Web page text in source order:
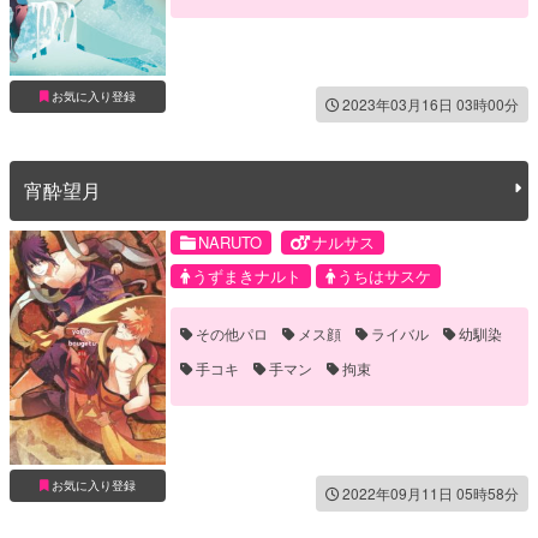
お気に入り登録 2023年03月16日 03時00分
宵酔望月
お気に入り登録
NARUTO
ナルサス
うずまきナルト
うちはサスケ
その他パロ メス顔 ライバル
幼馴染
手コキ
手マン 拘束
2022年09月11日 05時58分